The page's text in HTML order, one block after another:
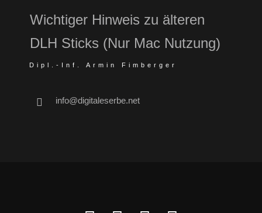
Wichtiger Hinweis zu älteren
DLH Sticks (Nur Mac Nutzung)
Dipl.-Inf. Armin Fimberger
info@digitaleserbe.net